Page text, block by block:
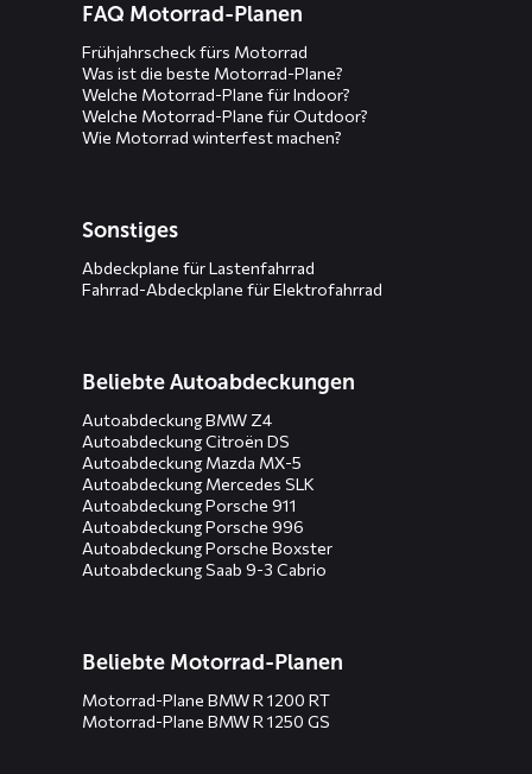
FAQ Motorrad-Planen
Frühjahrscheck fürs Motorrad
Was ist die beste Motorrad-Plane?
Welche Motorrad-Plane für Indoor?
Welche Motorrad-Plane für Outdoor?
Wie Motorrad winterfest machen?
Sonstiges
Abdeckplane für Lastenfahrrad
Fahrrad-Abdeckplane für Elektrofahrrad
Beliebte Autoabdeckungen
Autoabdeckung BMW Z4
Autoabdeckung Citroën DS
Autoabdeckung Mazda MX-5
Autoabdeckung Mercedes SLK
Autoabdeckung Porsche 911
Autoabdeckung Porsche 996
Autoabdeckung Porsche Boxster
Autoabdeckung Saab 9-3 Cabrio
Beliebte Motorrad-Planen
Motorrad-Plane BMW R 1200 RT
Motorrad-Plane BMW R 1250 GS